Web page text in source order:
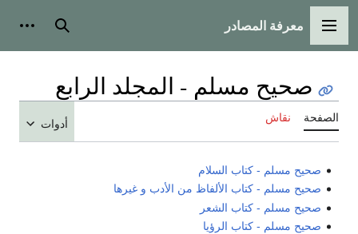
القائمة الرئيسية
معرفة المصادر بحث
صحيح مسلم - المجلد الرابع
الصفحة نقاش أدوات
صحيح مسلم - كتاب السلام
صحيح مسلم - كتاب الألفاظ من الأدب و غيرها
صحيح مسلم - كتاب الشعر
صحيح مسلم - كتاب الرؤيا